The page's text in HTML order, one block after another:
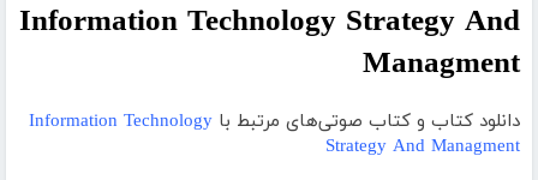
Information Technology Strategy And
Managment
دانلود کتاب و کتاب صوتی‌های مرتبط با Information Technology
Strategy And Managment